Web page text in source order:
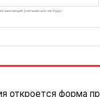
откроется форма